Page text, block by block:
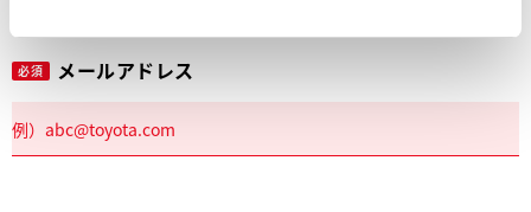
必須 メールアドレス